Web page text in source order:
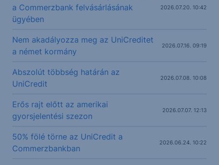
a Commerzbank felvásárlásának
ügyében
2026.07.20. 10:42
Nem akadályozza meg az UniCreditet
a német kormány
2026.07.16. 09:19
Abszolút többség határán az
UniCredit
2026.07.08. 10:08
Erős rajt előtt az amerikai
gyorsjelentési szezon
2026.07.07. 12:13
50% fölé törne az UniCredit a
Commerzbankban
2026.06.24. 10:22